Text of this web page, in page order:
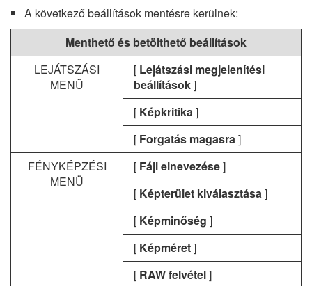
A következő beállítások mentésre kerülnek:
Menthető és betölthető beállítások
LEJÁTSZÁSI
MENÜ
[ Lejátszási megjelenítési
beállítások]
[ Képkritika]
[ Forgatás magasra]
FÉNYKÉPZÉSI
MENÜ
[ Fájl elnevezése]
[ Képterület kiválasztása]
[ Képminőség ]
[ Képméret]
[ RAW felvétel]